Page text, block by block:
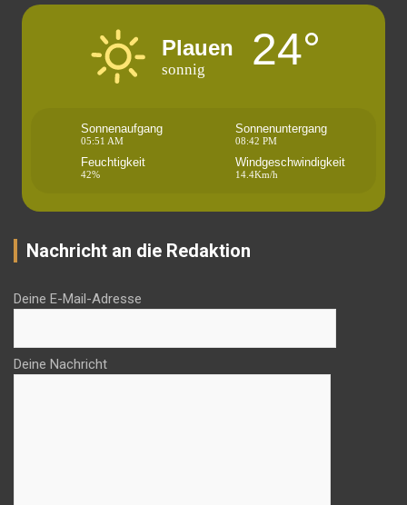
Plauen
sonnig 24°
Sonnenaufgang
05:51 AM
Sonnenuntergang
08:42 PM
Feuchtigkeit
42%
Windgeschwindigkeit
14.4Km/h
Nachricht an die Redaktion
Deine E-Mail-Adresse
Deine Nachricht